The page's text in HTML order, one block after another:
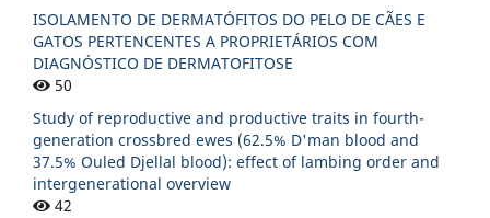
ISOLAMENTO DE DERMATÓFITOS DO PELO DE CÃES E
GATOS PERTENCENTES A PROPRIETÁRIOS COM
DIAGNÓSTICO DE DERMATOFITOSE
50
Study of reproductive and productive traits in fourth-
generation crossbred ewes (62.5% D'man blood and
37.5% Ouled Djellal blood): effect of lambing order and
intergenerational overview
42